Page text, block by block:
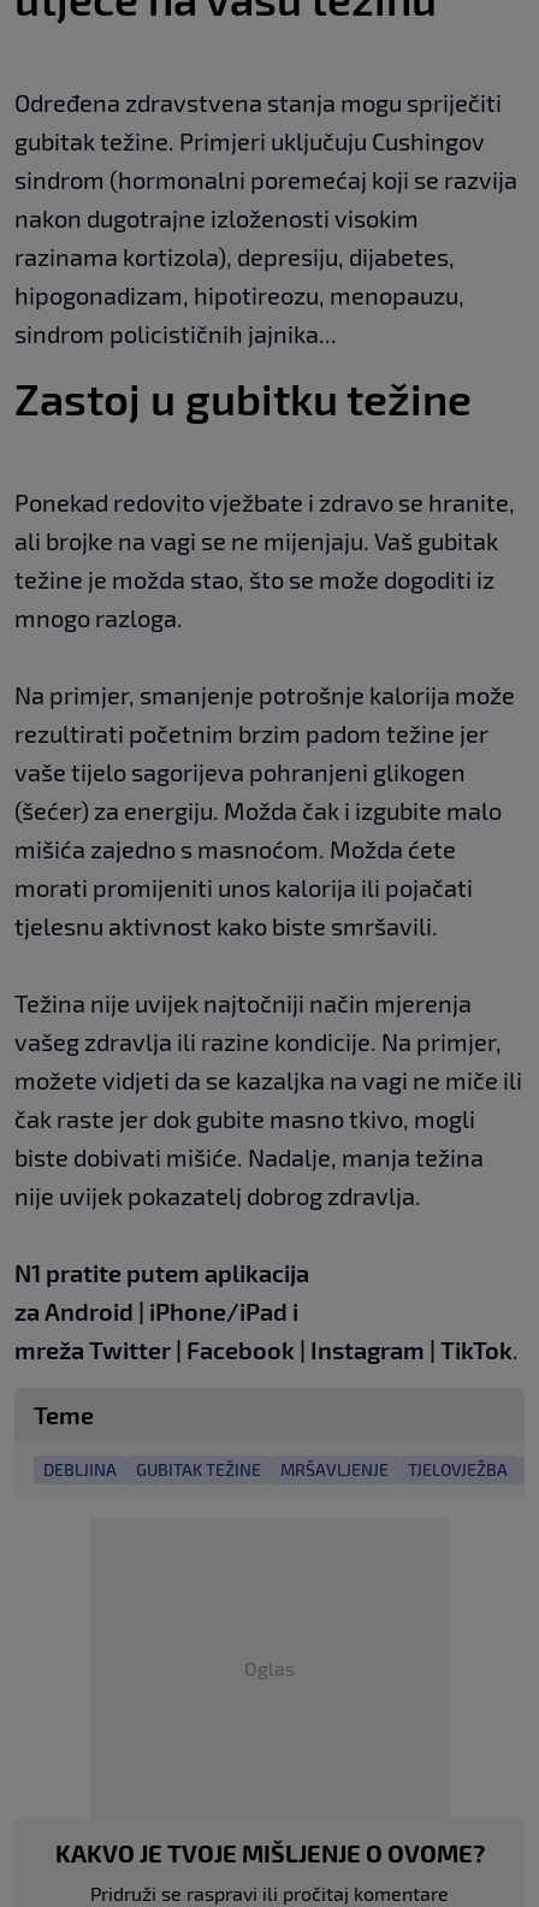
Određena zdravstvena stanja mogu spriječiti
gubitak težine. Primjeri uključuju Cushingov
sindrom (hormonalni poremećaj koji se razvija
nakon dugotrajne izloženosti visokim
razinama kortizola), depresiju, dijabetes,
hipogonadizam, hipotireozu, menopauzu,
sindrom policističnih jajnika...
Zastoj u gubitku težine
Ponekad redovito vježbate i zdravo se hranite,
ali brojke na vagi se ne mijenjaju. Vaš gubitak
težine je možda stao, što se može dogoditi iz
mnogo razloga.
Na primjer, smanjenje potrošnje kalorija može
rezultirati početnim brzim padom težine jer
vaše tijelo sagorijeva pohranjeni glikogen
(šećer) za energiju. Možda čak i izgubite malo
mišića zajedno s masnoćom. Možda ćete
morati promijeniti unos kalorija ili pojačati
tjelesnu aktivnost kako biste smršavili.
Težina nije uvijek najtočniji način mjerenja
vašeg zdravlja ili razine kondicije. Na primjer,
možete vidjeti da se kazaljka na vagi ne miče ili
čak raste jer dok gubite masno tkivo, mogli
biste dobivati mišiće. Nadalje, manja težina
nije uvijek pokazatelj dobrog zdravlja.
N1 pratite putem aplikacija
za Android | iPhone/iPad i
mreža Twitter | Facebook | Instagram | TikTok.
Teme
DEBLJINA GUBITAK TEŽINE MRŠAVLJENJE TJELOVJEŽBA
Oglas
KAKVO JE TVOJE MIŠLJENJE O OVOME?
Pridruži se raspravi ili pročitaj komentare